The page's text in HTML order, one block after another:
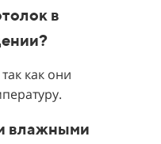
в
как они
влажными